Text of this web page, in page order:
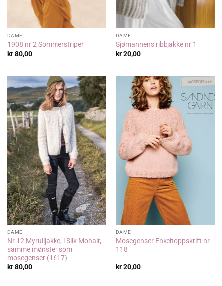
DAME
1908 nr 2 Sommerstriper
kr80,00
DAME
Sjømannens ribbjakke nr 1
kr20,00
DAME
Nr 12 Myrulljakke, i Silk Mohair,
samme mønster som
mosegenser (1617)
kr80,00
DAME
Mosegenser Enkeltoppskrift nr
118
kr20,00